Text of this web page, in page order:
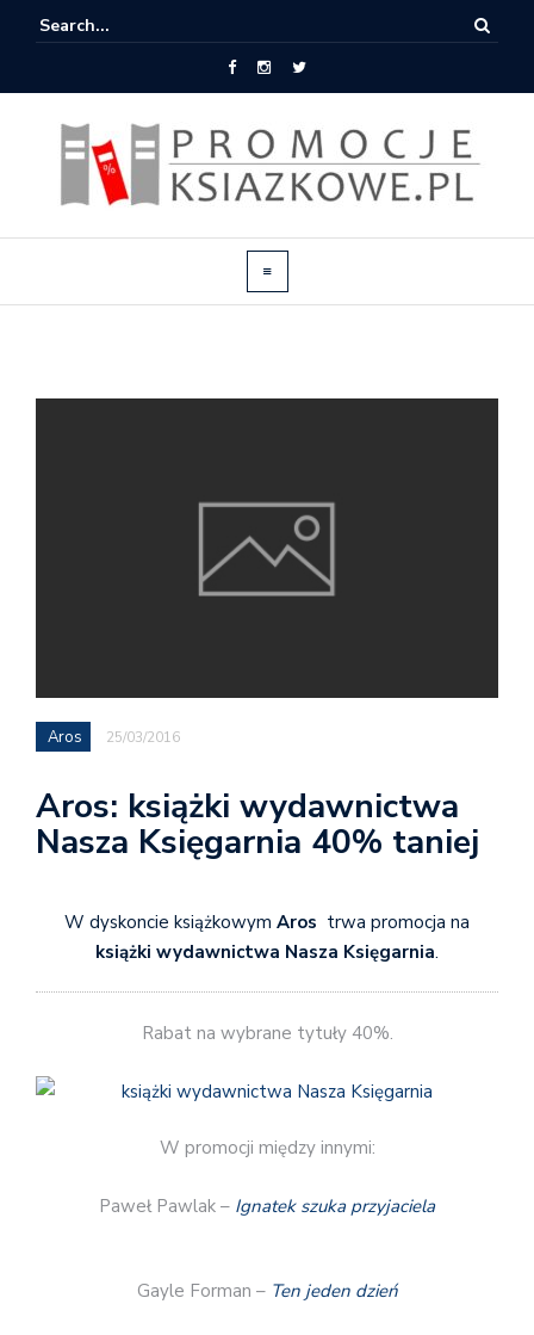
Aros 25/03/2016
Aros: książki wydawnictwa
Nasza Księgarnia 40% taniej
W dyskoncie książkowym Aros trwa promocja na
książki wydawnictwa Nasza Księgarnia.
Rabat na wybrane tytuły 40%.
W promocji między innymi:
Paweł Pawlak – Ignatek szuka przyjaciela
Gayle Forman – Ten jeden dzień